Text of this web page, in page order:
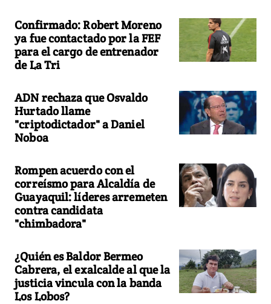
Confirmado: Robert Moreno
ya fue contactado por la FEF
para el cargo de entrenador
de La Tri
ADN rechaza que Osvaldo
Hurtado llame
"criptodictador" a Daniel
Noboa
Rompen acuerdo con el
correísmo para Alcaldía de
Guayaquil: líderes arremeten
contra candidata
"chimbadora"
¿Quién es Baldor Bermeo
Cabrera, el exalcalde al que la
justicia vincula con la banda
Los Lobos?